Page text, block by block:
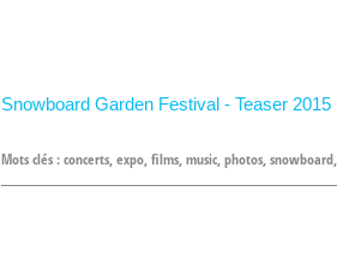
Snowboard Garden Festival - Teaser 2015
Mots clés :concerts,expo,films,music,photos,snowboard